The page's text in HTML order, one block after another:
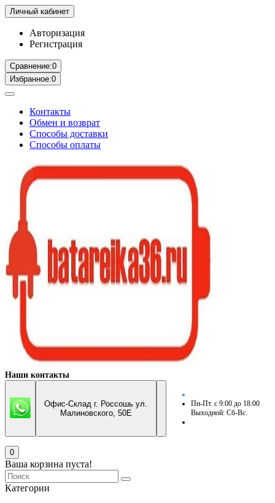
Личный кабинет
Авторизация
Регистрация
Сравнение:0
Избранное:0
Контакты
Обмен и возврат
Способы доставки
Способы оплаты
Наши контакты
Офис-Склад г. Россошь ул.
Малиновского, 50Е
Пн-Пт. с 9:00 до 18:00
Выходной: Сб-Вс.
0
Ваша корзина пуста!
Категории